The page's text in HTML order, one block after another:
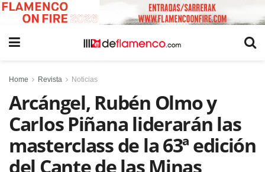
Home Revista Noticias
Arcángel, Rubén Olmo y
Carlos Piñana liderarán las
masterclass de la 63ª edición
del Cante de las Minas